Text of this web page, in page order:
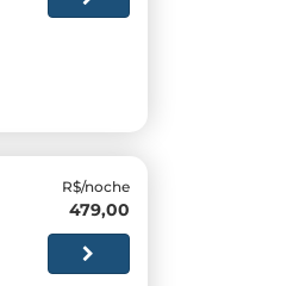
R$/noche
479,00